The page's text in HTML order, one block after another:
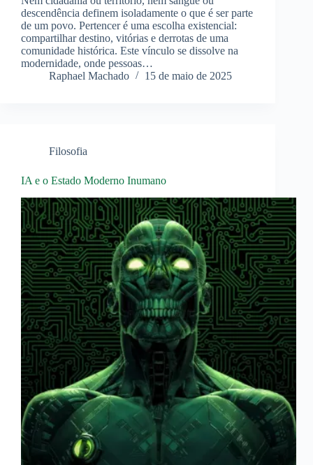
descendência definem isoladamente o que é ser parte
de um povo. Pertencer é uma escolha existencial:
compartilhar destino, vitórias e derrotas de uma
comunidade histórica. Este vínculo se dissolve na
modernidade, onde pessoas…
Raphael Machado
15 de maio de 2025
Filosofia
IA e o Estado Moderno Inumano